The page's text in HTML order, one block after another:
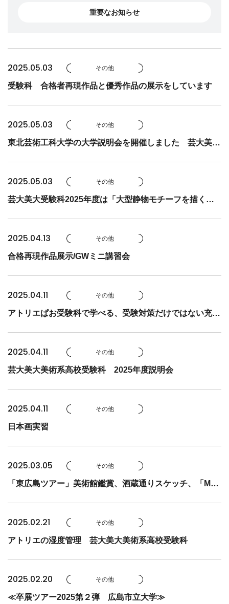
重要なお知らせ
2025.05.03 その他
受験科 合格者再現作品と優秀作品の展示をしています
2025.05.03 その他
東北芸術工科大学の大学説明会を開催しました 芸大美大
2025.05.03 その他
芸大美大受験科2025年度は「大型静物モチーフを描く」
2025.04.13 その他
合格再現作品展示/GWミニ講習会
2025.04.11 その他
アトリエぱお受験科で学べる、受験対策だけではない充実
2025.04.11 その他
芸大美大美術系高校受験科 2025年度説明会
2025.04.11 その他
日本画実習
2025.03.05 その他
「東広島ツアー」美術館鑑賞、酒蔵通りスケッチ、「Man
2025.02.21 その他
アトリエの湿度管理 芸大美大美術系高校受験科
2025.02.20 その他
≪卒展ツアー2025第２弾 広島市立大学≫